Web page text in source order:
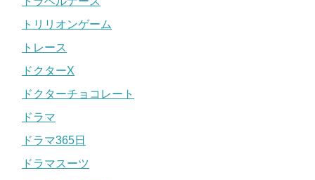
トリリオンゲーム
トレース
ドクターX
ドクターチョコレート
ドラマ
ドラマ365日
ドラマスーツ